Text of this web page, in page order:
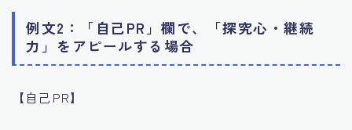
例文2：「自己PR」欄で、「探究心・継続
力」をアピールする場合
【自己PR】